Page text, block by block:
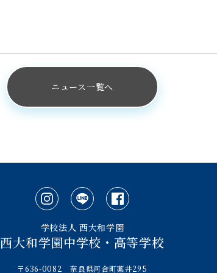
ニュース一覧へ
学校法人 西大和学園
西大和学園中学校・高等学校
〒636-0082 奈良県河合町薬井295